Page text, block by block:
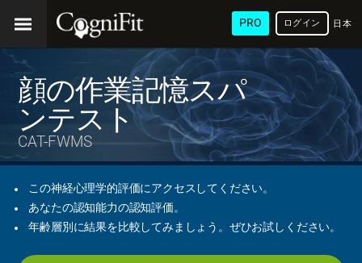
PRO 日本
ログイン
顔の作業記憶スパ
ンテスト
CAT-FWMS
この神経心理学的評価にアクセスしてください。
あなたの認知能力の認知評価。
年齢層別に結果を比較してみましょう。ぜひお試しください。